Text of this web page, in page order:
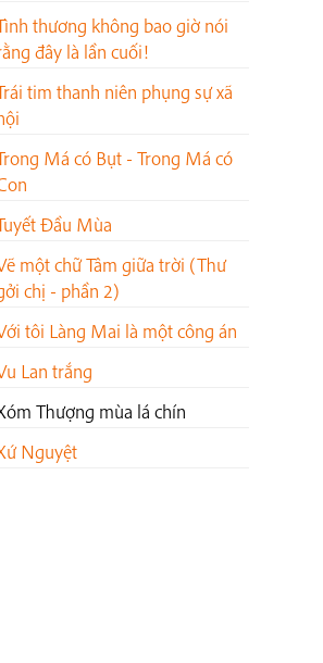
thương không bao giờ nói
đây là lần cuối!
tim thanh niên phụng sự xã
Má có Bụt - Trong Má có
Đầu Mùa
một chữ Tâm giữa trời (Thư
chị - phần 2)
tôi Làng Mai là một công án
Lan trắng
Thượng mùa lá chín
Nguyệt